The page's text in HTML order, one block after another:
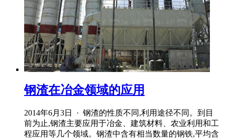
钢渣在冶金领域的应用
2014年6月3日 · 钢渣的性质不同,利用途径不同。到目
前为止,钢渣主要应用于冶金、建筑材料、农业利用和工
程应用等几个领域。钢渣中含有相当数量的钢铁,平均含